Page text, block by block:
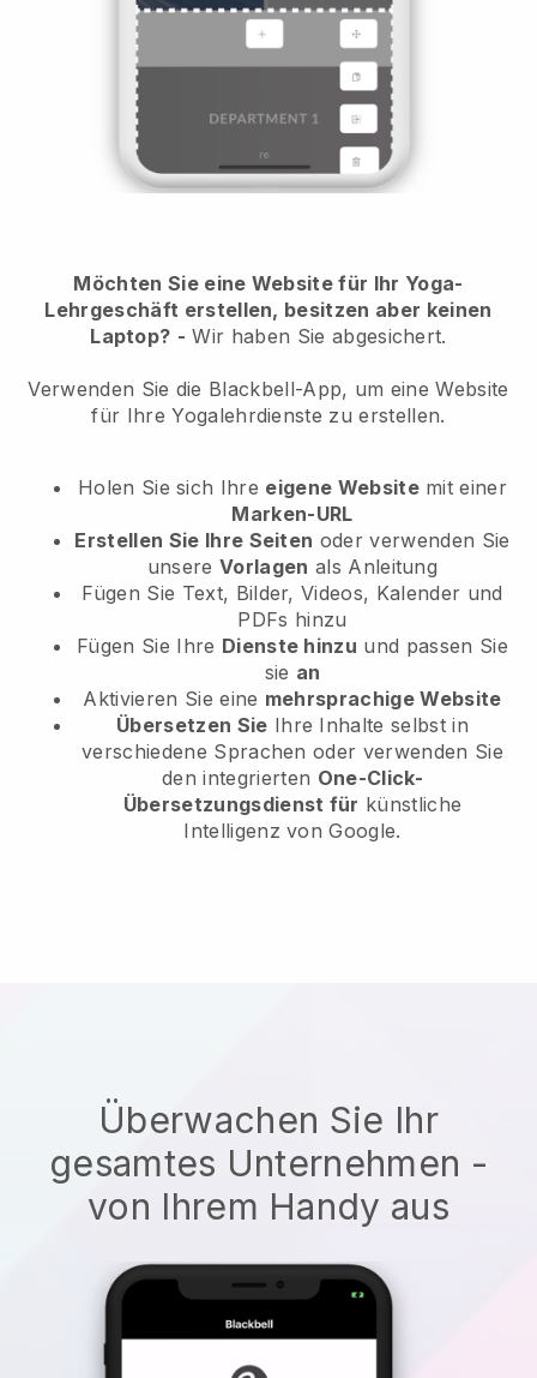
Möchten Sie eine Website für Ihr Yoga-
Lehrgeschäft erstellen, besitzen aber keinen
Laptop? - Wir haben Sie abgesichert.
Verwenden Sie die Blackbell-App, um eine Website
für Ihre Yogalehrdienste zu erstellen.
Holen Sie sich Ihre eigene Websitemit einer
Marken-URL
Erstellen Sie Ihre Seiten oder verwenden Sie
unsereVorlagen als Anleitung
Fügen Sie Text, Bilder, Videos, Kalender und
PDFs hinzu
Fügen Sie Ihre Dienste hinzu und passen Sie
sie an
Aktivieren Sie eine mehrsprachige Website
Übersetzen Sie Ihre Inhalte selbst in
verschiedene Sprachen oder verwenden Sie
den integrierten One-Click-
Übersetzungsdienst für künstliche
Intelligenz von Google.
Überwachen Sie Ihr
gesamtes Unternehmen -
von Ihrem Handy aus